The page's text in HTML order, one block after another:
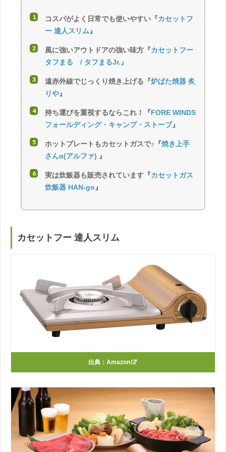
コスパがよく日常でも使いやすい『カセットフ
ー 達人スリム』
風に強いアウトドアの強い味方『カセットフー
タフまる / タフまるJr.』
遠赤外線でじっくり焼き上げる『炉ばた焼器 炙
りや』
持ち運びを重視するならこれ！『FORE WINDS
フォールディング・キャンプ・ストーブ』
ホットプレートもカセットガスで♪『焼き上手
さんα(アルファ) 』
実は炊飯器も販売されています『カセットガス
炊飯器 HAN-go』
カセットフー 達人スリム
出典： Amazon